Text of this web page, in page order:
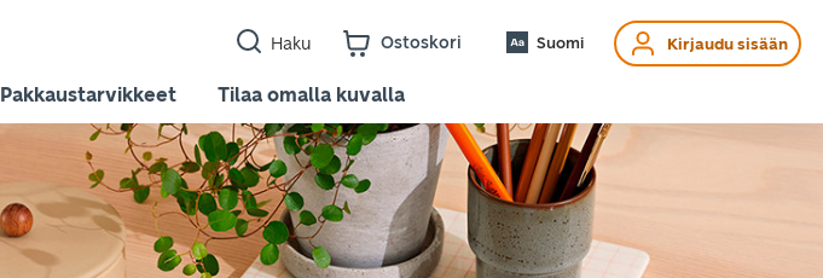
Haku Ostoskori Suomi Kirjaudu sisään
Pakkaustarvikkeet Tilaa omalla kuvalla